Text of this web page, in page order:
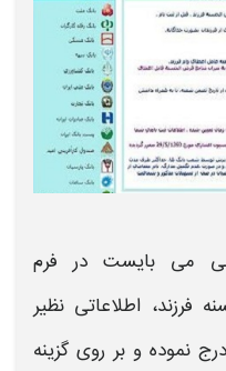
می بایست در فرم
فرزند، اطلاعاتی نظیر
نموده و بر روی گزینه